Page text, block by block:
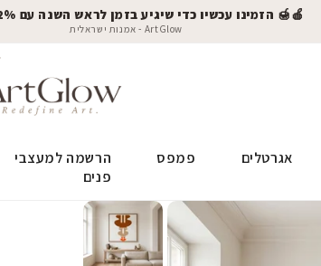
🍎🍯 הזמינו עכשיו כדי שיגיע בזמן לראש השנה עם 12% הנחה!
ArtGlow - אמנות ישראלית
אגרטלים פמפס
הרשמה למעצבי
פנים